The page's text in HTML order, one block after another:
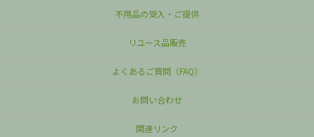
不用品の受入・ご提供
リユース品販売
よくあるご質問（FAQ）
お問い合わせ
関連リンク